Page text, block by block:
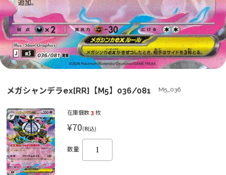
メガシャンデラex[RR]【M5】036/081 M5_036
在庫個数 3 枚
¥70(税込)
数量